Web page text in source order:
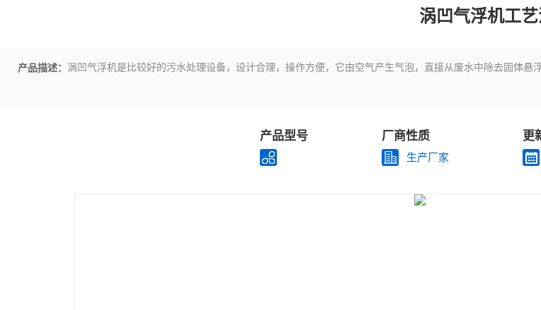
涡凹气浮机工
产品描述： 涡凹气浮机是比较好的污水处理设备，设计合理，操作方便，它由空气产生气泡，直接从废水中除去固体悬
产品型号 厂商性质
生产厂家
更